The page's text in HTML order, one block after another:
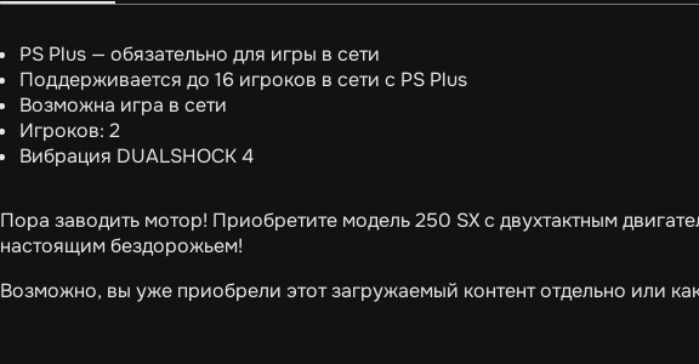
PS Plus — обязательно для игры в сети
Поддерживается до 16 игроков в сети с PS Plus
Возможна игра в сети
Игроков: 2
Вибрация DUALSHOCK 4
Пора заводить мотор! Приобретите модель 250 SX с двухтактным
настоящим бездорожьем!
Возможно, вы уже приобрели этот загружаемый контент отдельно или